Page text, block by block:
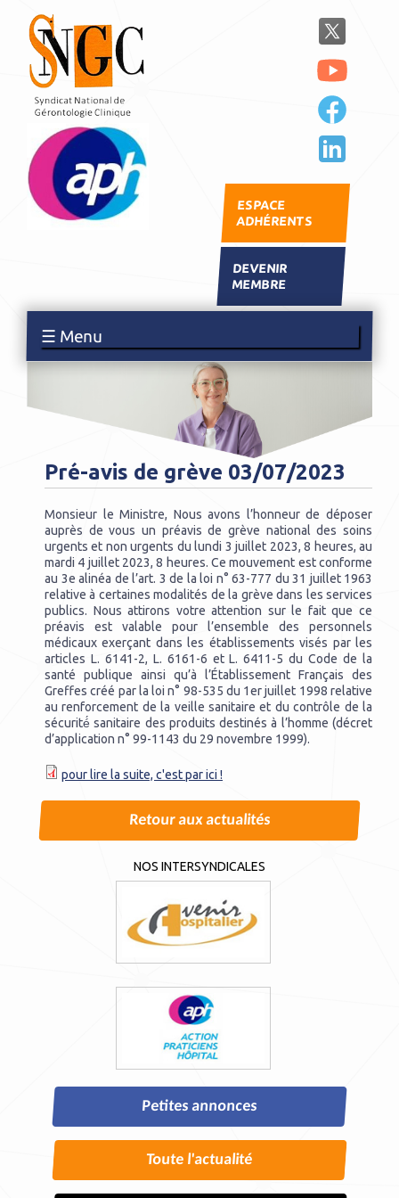
ESPACE
ADHÉRENTS
DEVENIR
MEMBRE
☰ Menu
Pré-avis de grève 03/07/2023
Vous êtes ici
Monsieur le Ministre, Nous avons l’honneur de déposer
auprès de vous un préavis de grève national des soins
urgents et non urgents du lundi 3 juillet 2023, 8 heures, au
mardi 4 juillet 2023, 8 heures. Ce mouvement est conforme
au 3e alinéa de l’art. 3 de la loi n° 63-777 du 31 juillet 1963
relative à certaines modalités de la grève dans les services
publics. Nous attirons votre attention sur le fait que ce
préavis est valable pour l’ensemble des personnels
médicaux exerçant dans les établissements visés par les
articles L. 6141-2, L. 6161-6 et L. 6411-5 du Code de la
santé publique ainsi qu’à l’Établissement Français des
Greffes créé par la loi n° 98-535 du 1er juillet 1998 relative
au renforcement de la veille sanitaire et du contrôle de la
sécurité́ sanitaire des produits destinés à l’homme (décret
d’application n° 99-1143 du 29 novembre 1999).
pour lire la suite, c'est par ici !
Retour aux actualités
NOS INTERSYNDICALES
Petites annonces
Toute l'actualité